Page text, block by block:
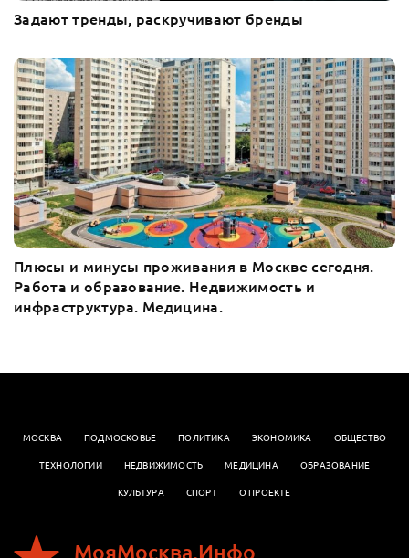
Задают тренды, раскручивают бренды
Плюсы и минусы проживания в Москве сегодня.
Работа и образование. Недвижимость и
инфраструктура. Медицина.
МояМосква.Инфо
МОСКВА ПОДМОСКОВЬЕ ПОЛИТИКА ЭКОНОМИКА
OБЩЕСТВО
ТЕХНОЛОГИИ
НЕДВИЖИМОСТЬ МЕДИЦИНА
ОБРАЗОВАНИЕ
КУЛЬТУРА
СПОРТ О ПРОЕКТЕ